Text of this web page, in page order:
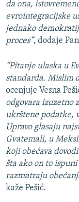
da ona,
evrointegracijske
jednako
proces“, dodaje
“Pitanje ulaska u
standarda. Mislim
ocenjuje Vesna
odgovara izuzetno
ukrštene podatke,
Upravo glasaju
Gvatemali, u
koji obećava
šta ako on to
razmatraju
kaže Pešić.